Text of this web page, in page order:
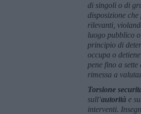
di singoli o di
disposizione che
rilevanti,
luogo pubblico
principio di
occupa o
pene fino a
rimessa a
Torsione
sull’autorità e
interventi.